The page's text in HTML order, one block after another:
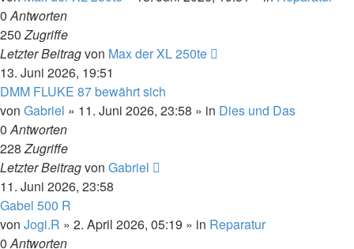
0Antworten
250Zugriffe
Letzter Beitragvon Max der XL 250te
13. Juni 2026, 19:51
DMM FLUKE 87 bewährt sich
von Gabriel » 11. Juni 2026, 23:58 » in Dies und Das
0Antworten
228Zugriffe
Letzter Beitragvon Gabriel
11. Juni 2026, 23:58
Gabel 500 R
von Jogi.R » 2. April 2026, 05:19 » in Reparatur
0Antworten